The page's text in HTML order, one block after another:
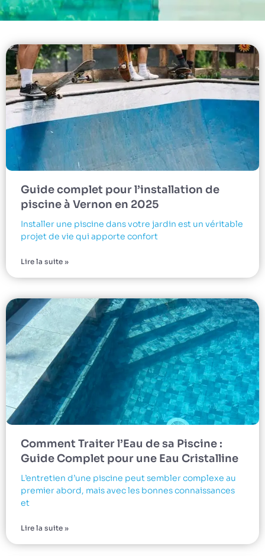
Guide complet pour l’installation de
piscine à Vernon en 2025
Installer une piscine dans votre jardin est un véritable
projet de vie qui apporte confort
Lire la suite »
Comment Traiter l’Eau de sa Piscine :
Guide Complet pour une Eau Cristalline
L’entretien d’une piscine peut sembler complexe au
premier abord, mais avec les bonnes connaissances
et
Lire la suite »